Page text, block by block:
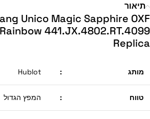
תיאור
Unico Magic Sapphire OXF
441.JX.4802.RT.4099
Replica
מותג :
Hublot
טווח : המפץ הגדול